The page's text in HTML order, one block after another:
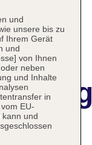
und
unsere bis zu
Ihrem Gerät
und
von Ihnen
neben
und Inhalte
in
EU-
und